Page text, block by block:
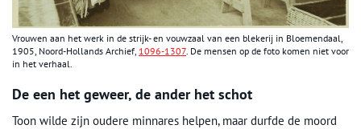
Vrouwen aan het werk in de strijk- en vouwzaal van een blekerij in Bloemendaal,
1905, Noord-Hollands Archief, 1096-1307 . De mensen op de foto komen niet voor
in het verhaal.
De een het geweer, de ander het schot
Toon wilde zijn oudere minnares helpen, maar durfde de moord